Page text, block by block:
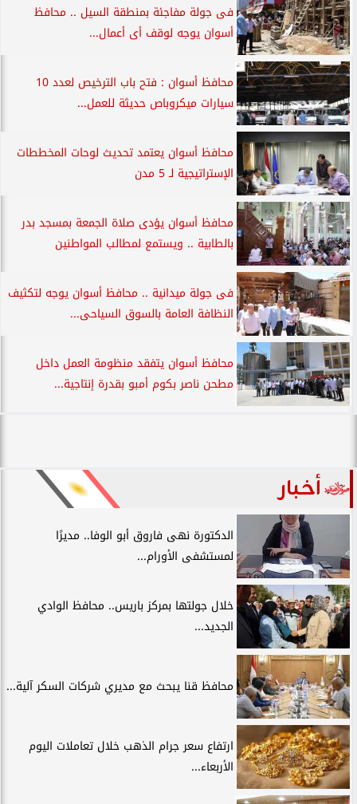
فى جولة مفاجئة بمنطقة السيل .. محافظ
أسوان يوجه لوقف أى أعمال...
محافظ أسوان : فتح باب الترخيص لعدد 10
سيارات ميكروباص حديثة للعمل...
محافظ أسوان يعتمد تحديث لوحات المخططات
الإستراتيجية لـ 5 مدن
محافظ أسوان يؤدى صلاة الجمعة بمسجد بدر
بالطابية .. ويستمع لمطالب المواطنين
فى جولة ميدانية .. محافظ أسوان يوجه لتكثيف
النظافة العامة بالسوق السياحى...
محافظ أسوان يتفقد منظومة العمل داخل
مطحن ناصر بكوم أمبو بقدرة إنتاجية...
أخبار
الدكتورة نهى فاروق أبو الوفا.. مديرًا
لمستشفى الأورام...
خلال جولتها بمركز باريس.. محافظ الوادي
الجديد...
محافظ قنا يبحث مع مديري شركات السكر آلية...
ارتفاع سعر جرام الذهب خلال تعاملات اليوم
الأربعاء...